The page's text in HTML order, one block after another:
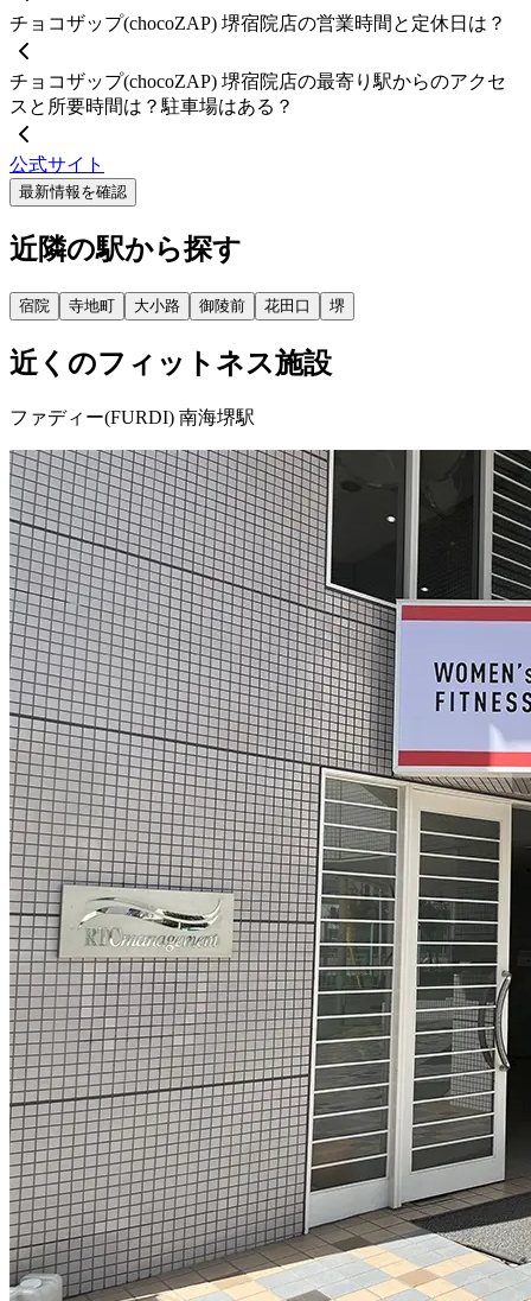
チョコザップ(chocoZAP) 堺宿院店の営業時間と定休日は？
チョコザップ(chocoZAP) 堺宿院店の最寄り駅からのアクセ
スと所要時間は？駐車場はある？
公式サイト
最新情報を確認
近隣の駅から探す
宿院 寺地町 大小路 御陵前 花田口 堺
近くのフィットネス施設
ファディー(FURDI) 南海堺駅